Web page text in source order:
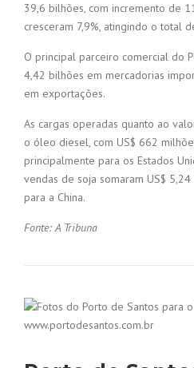
39,6 bilhões, com incremento de
cresceram 7,9%, atingindo o total
O principal parceiro comercial do
4,42 bilhões em mercadorias
em exportações.
As cargas operadas quanto ao
o óleo diesel, com US$ 662
principalmente para os Estados
vendas de soja somaram US$
para a China.
Fonte: A Tribuna